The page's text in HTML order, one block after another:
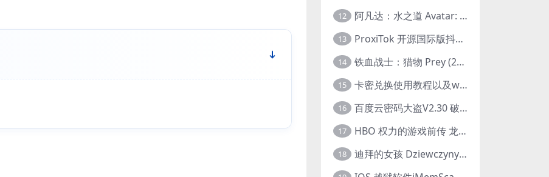
12 阿凡达：水之道 Avatar: The Way of Water (2022) 1080p 2k 4k 中文字幕
13 ProxiTok 开源国际版抖音TikTok网页版 国内网络直连
14 铁血战士：猎物 Prey (2022) 中英字幕 1080P
15 卡密兑换使用教程以及windows使用教程
16 百度云密码大盗V2.30 破解分享链接提取码
17 HBO 权力的游戏前传 龙之家族 House of the Dragon (2022) 中字 1080P 更新4集
18 迪拜的女孩 Dziewczyny z Dubaju (2021) 1080P 中字